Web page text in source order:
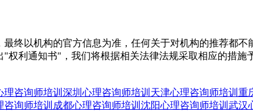
终以机构的官方信息为准，任何关于对机构的推荐都
利通知书"，我们将根据相关法律法规采取相应的措
理咨询师培训 深圳心理咨询师培训 天津心理咨询师培训 重
咨询师培训 成都心理咨询师培训 沈阳心理咨询师培训 武汉